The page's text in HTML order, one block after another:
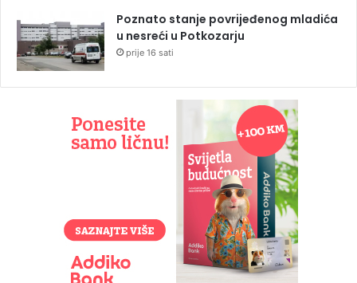
Poznato stanje povrijeđenog mladića
u nesreći u Potkozarju
prije 16 sati